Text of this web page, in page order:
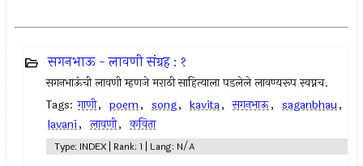
सगनभाऊ - लावणी संग्रह : १
सगनभाऊंची लावणी म्हणजे मराठी साहित्याला पडलेले लावण्यरूप स्वप्नच.
Tags: गाणी, poem, song, kavita, सगनभाऊ, saganbhau,
lavani, लावणी, कविता
Type: INDEX | Rank: 1 | Lang: N/A